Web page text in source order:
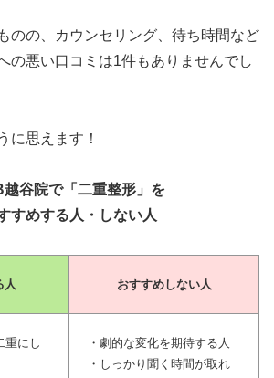
のの、カウンセリング、待ち時間など
の悪い口コミは1件もありませんでし
に思えます！
谷院で「二重整形」を
すめする人・しない人
人 おすすめしない人
重にし
・劇的な変化を期待する人
・しっかり聞く時間が取れ